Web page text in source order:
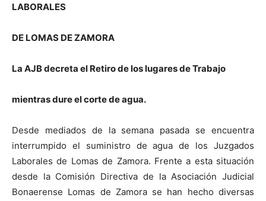
LABORALES
DE LOMAS DE ZAMORA
La AJB decreta el Retiro de los lugares de Trabajo
mientras dure el corte de agua.
Desde mediados de la semana pasada se encuentra
interrumpido el suministro de agua de los Juzgados
Laborales de Lomas de Zamora. Frente a esta situación
desde la Comisión Directiva de la Asociación Judicial
Bonaerense Lomas de Zamora se han hecho diversas